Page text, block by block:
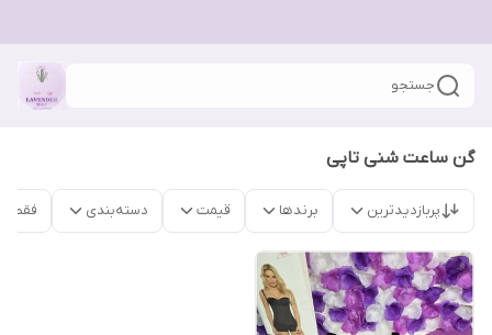
جستجو
گن ساعت شنی تاپی
پربازدیدترین برندها قیمت دسته‌بندی فقط